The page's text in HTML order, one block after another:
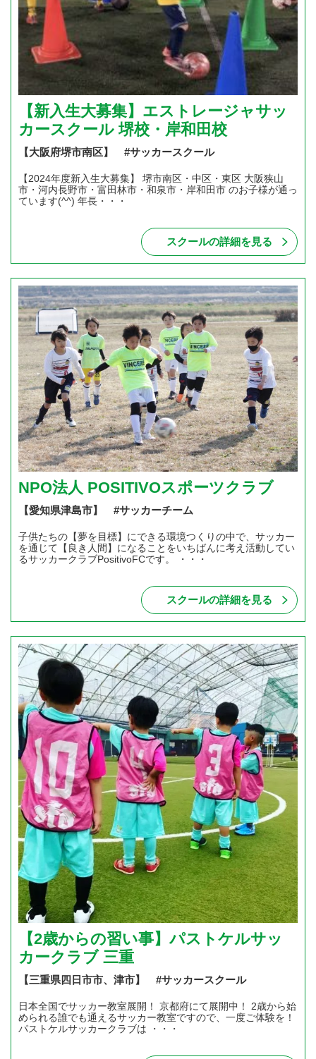
【新入生大募集】エストレージャサッ
カースクール 堺校・岸和田校
【大阪府堺市南区】 #サッカースクール
【2024年度新入生大募集】 堺市南区・中区・東区 大阪狭山
市・河内長野市・富田林市・和泉市・岸和田市 のお子様が通っ
ています(^^) 年長・・・
スクールの詳細を見る
NPO法人 POSITIVOスポーツクラブ
【愛知県津島市】 #サッカーチーム
子供たちの【夢を目標】にできる環境つくりの中で、サッカー
を通じて【良き人間】になることをいちばんに考え活動してい
るサッカークラブPositivoFCです。 ・・・
スクールの詳細を見る
【2歳からの習い事】パストケルサッ
カークラブ 三重
【三重県四日市市、津市】 #サッカースクール
日本全国でサッカー教室展開！ 京都府にて展開中！ 2歳から始
められる誰でも通えるサッカー教室ですので、一度ご体験を！
パストケルサッカークラブは ・・・